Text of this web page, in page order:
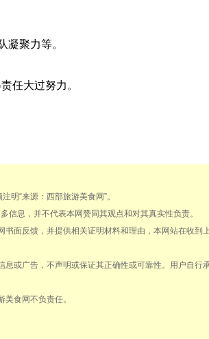
凝聚力等。
任大过努力。
明“来源：西部旅游美食网”。
信息，并不代表本网赞同其观点和对其真实性负责。
面反馈，并提供相关证明材料和理由，本网站在收到
或广告，不声明或保证其正确性或可靠性。用户自行
食网不负责任。